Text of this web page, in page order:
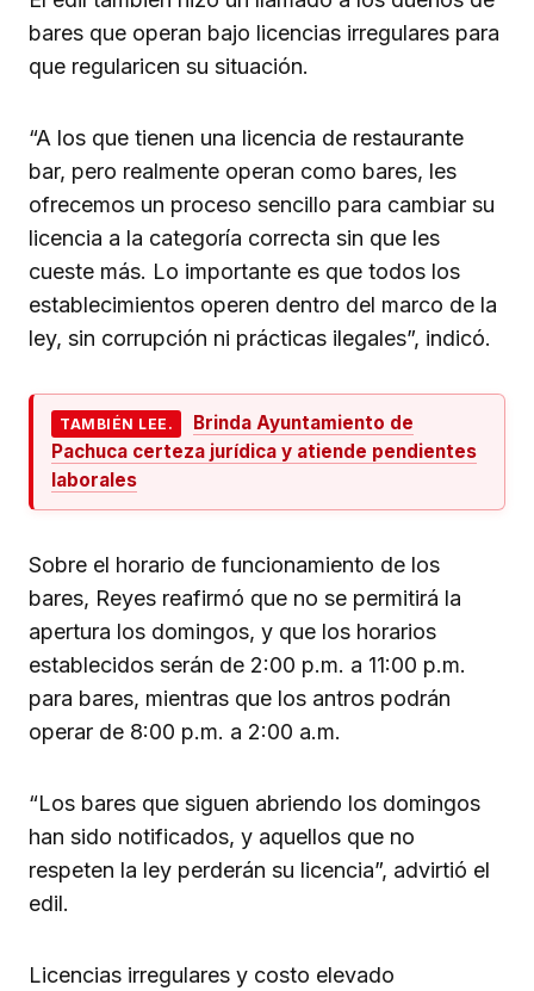
bares que operan bajo licencias irregulares para
que regularicen su situación.
“A los que tienen una licencia de restaurante
bar, pero realmente operan como bares, les
ofrecemos un proceso sencillo para cambiar su
licencia a la categoría correcta sin que les
cueste más. Lo importante es que todos los
establecimientos operen dentro del marco de la
ley, sin corrupción ni prácticas ilegales”, indicó.
TAMBIÉN LEE.
Brinda Ayuntamiento de
Pachuca certeza jurídica y atiende pendientes
laborales
Sobre el horario de funcionamiento de los
bares, Reyes reafirmó que no se permitirá la
apertura los domingos, y que los horarios
establecidos serán de 2:00 p.m. a 11:00 p.m.
para bares, mientras que los antros podrán
operar de 8:00 p.m. a 2:00 a.m.
“Los bares que siguen abriendo los domingos
han sido notificados, y aquellos que no
respeten la ley perderán su licencia”, advirtió el
edil.
Licencias irregulares y costo elevado